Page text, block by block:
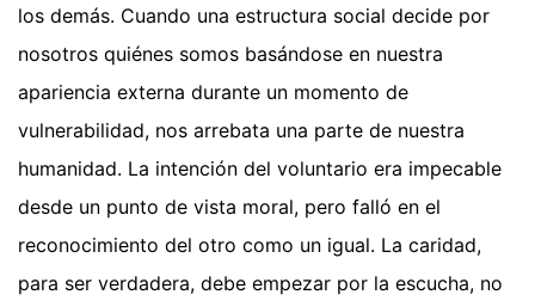
los demás. Cuando una estructura social decide por
nosotros quiénes somos basándose en nuestra
apariencia externa durante un momento de
vulnerabilidad, nos arrebata una parte de nuestra
humanidad. La intención del voluntario era impecable
desde un punto de vista moral, pero falló en el
reconocimiento del otro como un igual. La caridad,
para ser verdadera, debe empezar por la escucha, no